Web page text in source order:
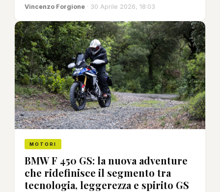
Vincenzo Forgione · 30 Aprile 2026, 18:03
MOTORI
BMW F 450 GS: la nuova adventure
che ridefinisce il segmento tra
tecnologia, leggerezza e spirito GS